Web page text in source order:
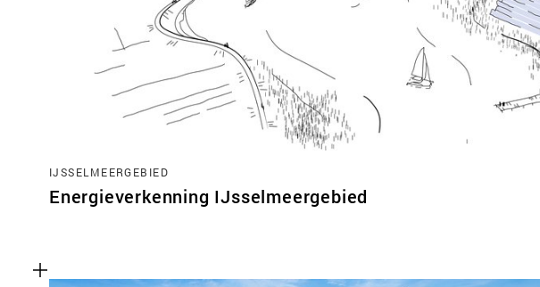
IJSSELMEERGEBIED
Energieverkenning IJsselmeergebied